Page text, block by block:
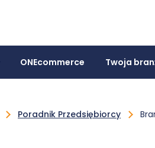
ONEcommerce Twoja
Poradnik Przedsiębiorcy